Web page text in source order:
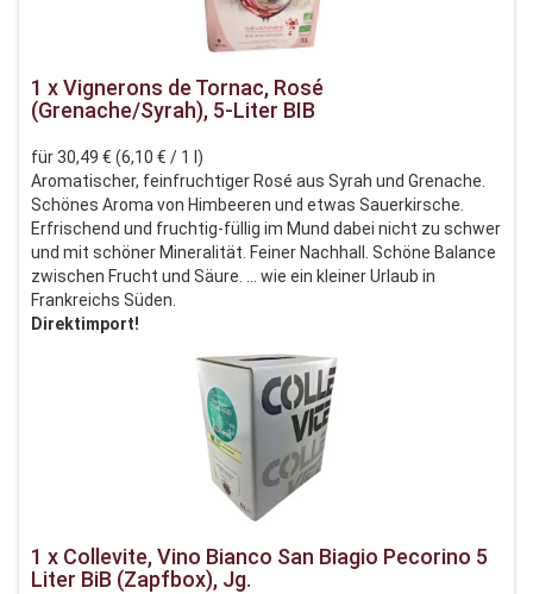
1 x Vignerons de Tornac, Rosé
(Grenache/Syrah), 5-Liter BIB
für 30,49 € (6,10 € / 1 l)
Aromatischer, feinfruchtiger Rosé aus Syrah und Grenache.
Schönes Aroma von Himbeeren und etwas Sauerkirsche.
Erfrischend und fruchtig-füllig im Mund dabei nicht zu schwer
und mit schöner Mineralität. Feiner Nachhall. Schöne Balance
zwischen Frucht und Säure. ... wie ein kleiner Urlaub in
Frankreichs Süden.
Direktimport!
1 x Collevite, Vino Bianco San Biagio Pecorino 5
Liter BiB (Zapfbox), Jg.